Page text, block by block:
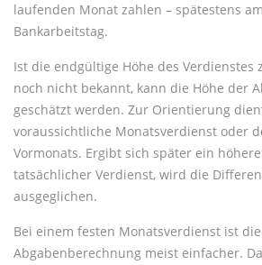
laufenden Monat zahlen – spätestens
Bankarbeitstag.
Ist die endgültige Höhe des Verdienstes
noch nicht bekannt, kann die Höhe der
geschätzt werden. Zur Orientierung
voraussichtliche Monatsverdienst oder
Vormonats. Ergibt sich später ein
tatsächlicher Verdienst, wird die
ausgeglichen.
Bei einem festen Monatsverdienst ist die
Abgabenberechnung meist einfacher.